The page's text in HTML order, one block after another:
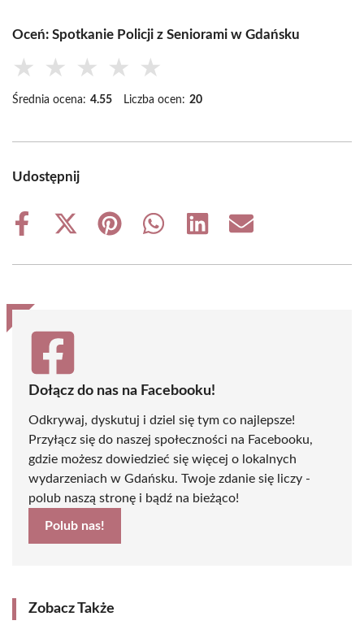
Oceń: Spotkanie Policji z Seniorami w Gdańsku
★ ★ ★ ★ ★
Średnia ocena: 4.55 Liczba ocen: 20
Udostępnij
Share
Share
(Twitter)
Share
Share
Share
Share
Dołącz do nas na Facebooku!
Odkrywaj, dyskutuj i dziel się tym co najlepsze!
Przyłącz się do naszej społeczności na Facebooku,
gdzie możesz dowiedzieć się więcej o lokalnych
wydarzeniach w Gdańsku. Twoje zdanie się liczy -
polub naszą stronę i bądź na bieżąco!
Polub nas!
Zobacz Także